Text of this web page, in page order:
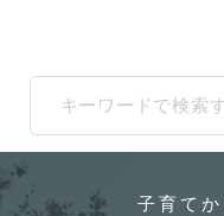
When autocomplete
子育てか